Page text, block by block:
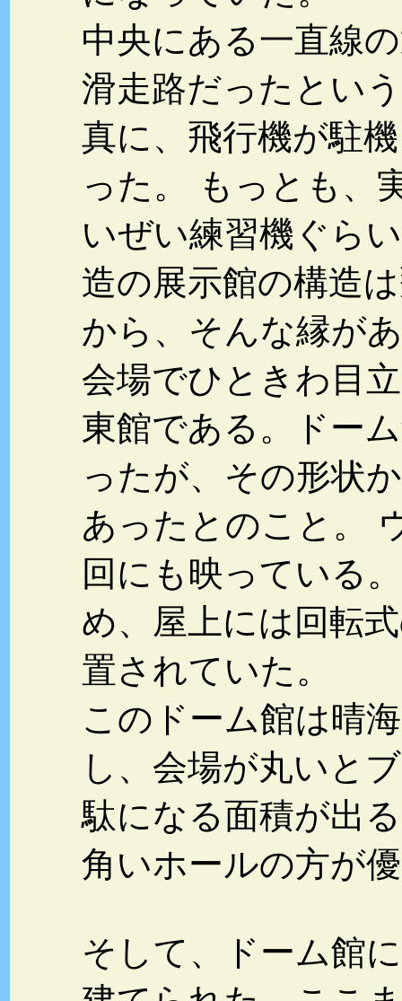
中央にある一直線
滑走路だったとい
真に、飛行機が駐
った。 もっとも、
いぜい練習機ぐら
造の展示館の構造
から、そんな縁が
会場でひときわ目
東館である。ドー
ったが、その形状
あったとのこと。
回にも映っている
め、屋上には回転
置されていた。
このドーム館は晴
し、会場が丸いと
駄になる面積が出
角いホールの方が
そして、ドーム館